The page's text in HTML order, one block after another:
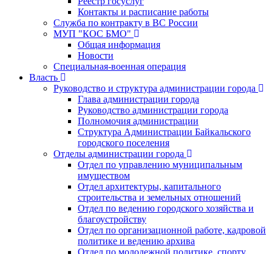
Контакты и расписание работы
Служба по контракту в ВС России
МУП "КОС БМО"
Общая информация
Новости
Специальная-военная операция
Власть
Руководство и структура администрации города
Глава администрации города
Руководство администрации города
Полномочия администрации
Структура Администрации Байкальского
городского поселения
Отделы администрации города
Отдел по управлению муниципальным
имуществом
Отдел архитектуры, капитального
строительства и земельных отношений
Отдел по ведению городского хозяйства и
благоустройству
Отдел по организационной работе, кадровой
политике и ведению архива
Отдел по молодежной политике, спорту,